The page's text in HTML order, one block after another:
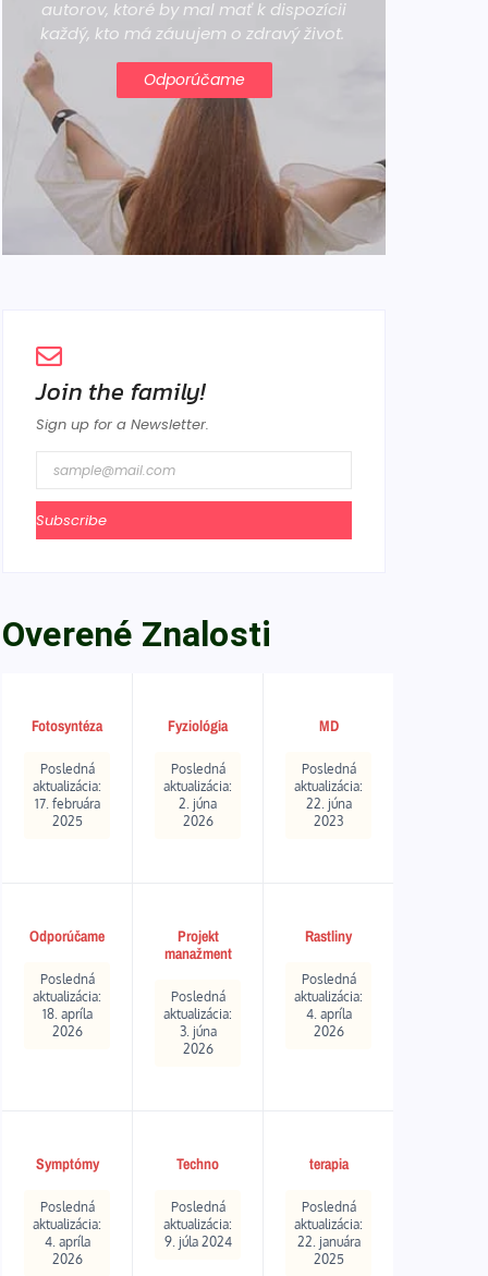
autorov, ktoré by mal mať k dispozícii
každý, kto má záuujem o zdravý život.
Odporúčame
Join the family!
Sign up for a Newsletter.
Subscribe
Overené Znalosti
Fotosyntéza
Posledná
aktualizácia:
17. februára
2025
Fyziológia
Posledná
aktualizácia:
2. júna
2026
MD
Posledná
aktualizácia:
22. júna
2023
Odporúčame
Posledná
aktualizácia:
18. apríla
2026
Projekt
manažment
Posledná
aktualizácia:
3. júna
2026
Rastliny
Posledná
aktualizácia:
4. apríla
2026
Symptómy
Posledná
aktualizácia:
4. apríla
2026
Techno
Posledná
aktualizácia:
9. júla 2024
terapia
Posledná
aktualizácia:
22. januára
2025